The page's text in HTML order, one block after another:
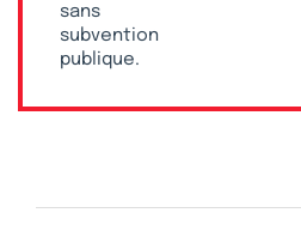
sans
subvention
publique.